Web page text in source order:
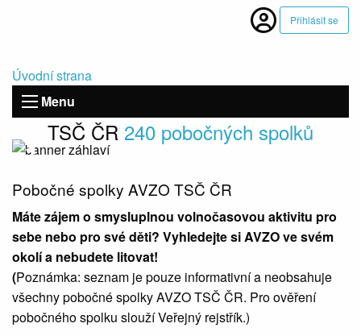
Přihlásit se
Úvodní strana
Menu
TSČ ČR 240 pobočných spolků
předchozí
◀︎
Pobočné spolky AVZO TSČ ČR
Máte zájem o smysluplnou volnočasovou aktivitu pro
sebe nebo pro své děti? Vyhledejte si AVZO ve svém
okolí a nebudete litovat!
(Poznámka: seznam je pouze informativní a neobsahuje
všechny pobočné spolky AVZO TSČ ČR. Pro ověření
pobočného spolku slouží Veřejný rejstřík.)